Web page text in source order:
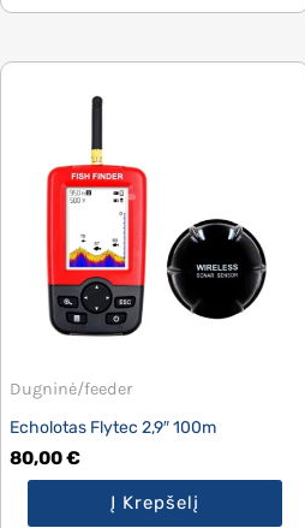
Dugninė/feeder
Echolotas Flytec 2,9″ 100m
80,00€
Į Krepšelį